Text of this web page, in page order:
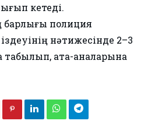
кетеді.
барлығы полиция
нәтижесінде 2–3
табылып, ата-аналарына